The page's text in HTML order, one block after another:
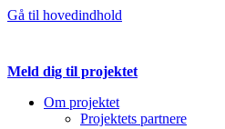
Gå til hovedindhold
Meld dig til projektet
Om projektet
Projektets partnere